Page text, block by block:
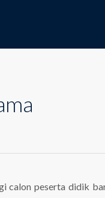
peserta didik